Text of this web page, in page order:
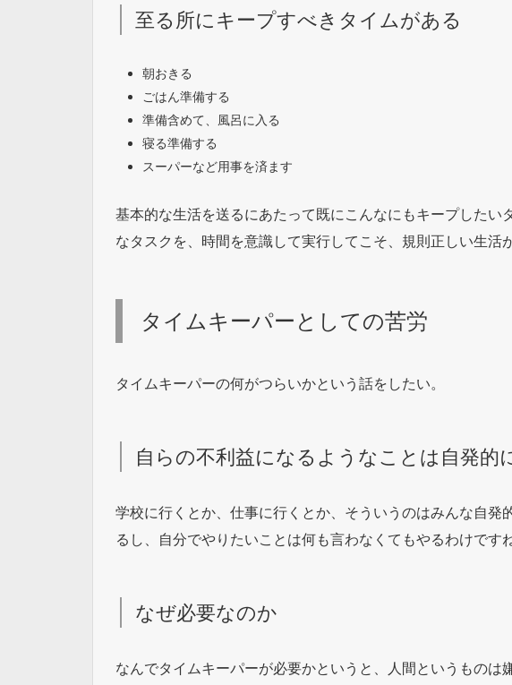
至る所にキープすべきタイムがある
朝おきる
ごはん準備する
準備含めて、風呂に入る
寝る準備する
スーパーなど用事を済ます
基本的な生活を送るにあたって既にこんなにもキープしたい
なタスクを、時間を意識して実行してこそ、規則正しい生活
タイムキーパーとしての苦労
タイムキーパーの何がつらいかという話をしたい。
自らの不利益になるようなことは自発的
学校に行くとか、仕事に行くとか、そういうのはみんな自発
るし、自分でやりたいことは何も言わなくてもやるわけですね
なぜ必要なのか
なんでタイムキーパーが必要かというと、人間というものは